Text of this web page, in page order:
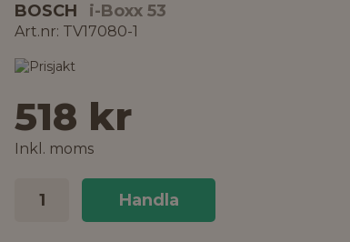
BOSCH i-Boxx 53
Art.nr: TV17080-1
518 kr
Inkl. moms
Handla